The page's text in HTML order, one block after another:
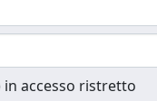
accesso ristretto